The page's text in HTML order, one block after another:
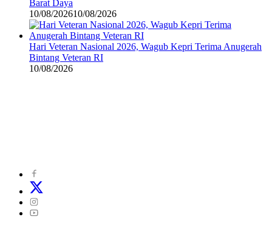
Barat Daya
10/08/202610/08/2026
Hari Veteran Nasional 2026, Wagub Kepri Terima Anugerah
Bintang Veteran RI
10/08/2026